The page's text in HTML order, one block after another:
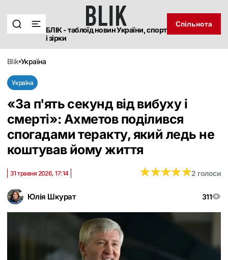
БЛІК - таблоїд новин України, спорт
і зірки
Спільнота
blik україна
Україна
«‎За п'ять секунд від вибуху і
смерті»: Ахметов поділився
спогадами теракту, який ледь не
коштував йому життя
Юлія Шкурат 311
31 травня 2026, 17:14 ★★★★★
★★★★★2 голоси